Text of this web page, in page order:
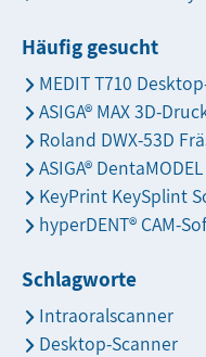
Häufig gesucht
MEDIT T710
ASIGA® MAX 3D-
Roland DWX-53D
ASIGA® DentaMODEL
KeyPrint KeySplint
hyperDENT® CAM-
Schlagworte
Intraoralscanner
Desktop-Scanner